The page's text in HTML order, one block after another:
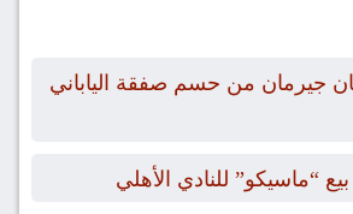
جيرمان من حسم صفقة الياباني
“ماسيكو” للنادي الأهلي